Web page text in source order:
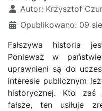
Autor: Krzysztof
Opublikowano: 09
Fałszywa historia
Ponieważ w
uprawnieni są do
interesie publicznym
historycznej. Kto zaś
fałsze, ten usiłuje